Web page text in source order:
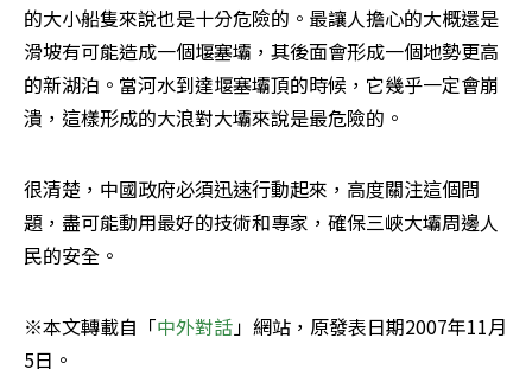
的大小船隻來說也是十分危險的。最讓人擔心的大概還是
滑坡有可能造成一個堰塞壩，其後面會形成一個地勢更高
的新湖泊。當河水到達堰塞壩頂的時候，它幾乎一定會崩
潰，這樣形成的大浪對大壩來說是最危險的。
很清楚，中國政府必須迅速行動起來，高度關注這個問
題，盡可能動用最好的技術和專家，確保三峽大壩周邊人
民的安全。
※本文轉載自「中外對話 」網站，原發表日期2007年11月
5日。